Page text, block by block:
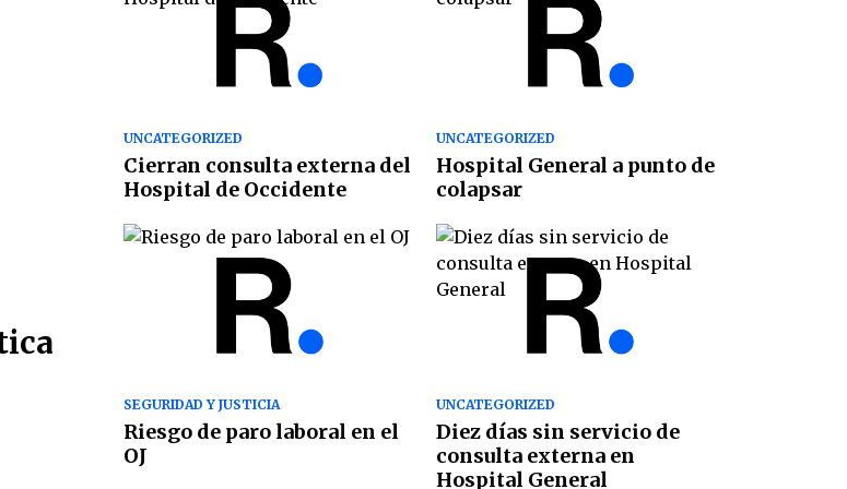
UNCATEGORIZED
Cierran consulta externa del
Hospital de Occidente
UNCATEGORIZED
Hospital General a punto de
colapsar
SEGURIDAD Y JUSTICIA
Riesgo de paro laboral en el
OJ
UNCATEGORIZED
Diez días sin servicio de
consulta externa en
Hospital General